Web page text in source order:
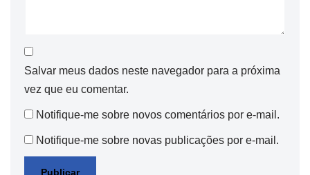
Salvar meus dados neste navegador para a próxima
vez que eu comentar.
Notifique-me sobre novos comentários por e-mail.
Notifique-me sobre novas publicações por e-mail.